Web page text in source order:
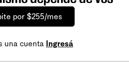
por $255/mes
una cuenta Ingresá